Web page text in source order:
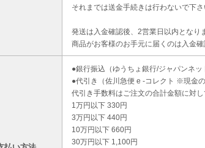
それまでは送金手続きは行わないで下さ
発送は入金確認後、2営業日以内となり
商品がお客様のお手元に届くのは入金
●銀行振込（ゆうちょ銀行/ジャパンネッ
●代引き（佐川急便 e -コレクト ※現金の
代引き手数料はご注文の合計金額に対し
1万円以下 330円
3万円以下 440円
10万円以下 660円
30万円以下 1,100円